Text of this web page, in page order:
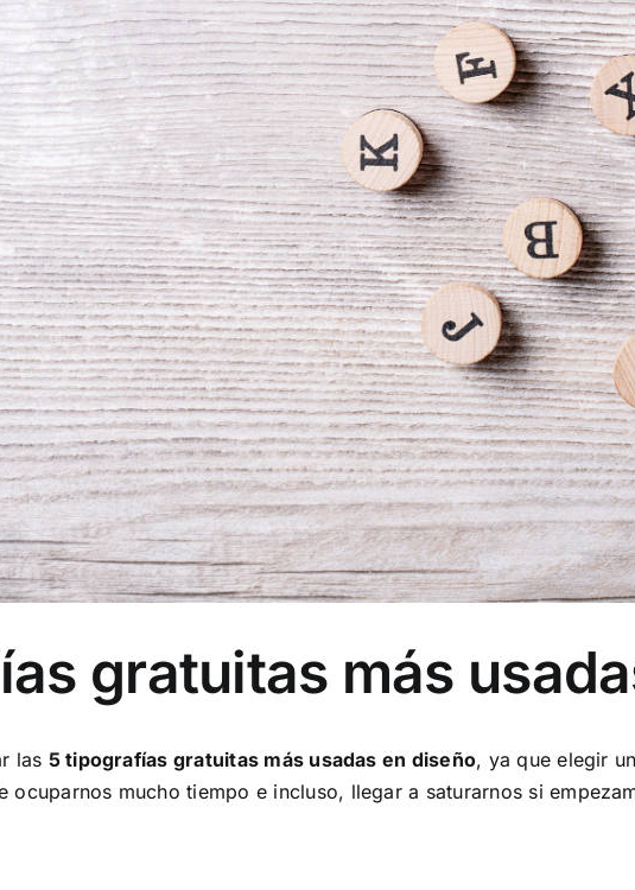
gratuitas más
las 5 tipografías gratuitas más usadas en diseño, ya que elegir
ocuparnos mucho tiempo e incluso, llegar a saturarnos si